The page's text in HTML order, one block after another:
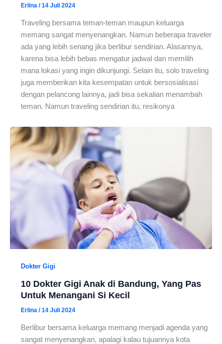
Erlina /14 Juli 2024
Traveling bersama teman-teman maupun keluarga
memang sangat menyenangkan. Namun beberapa traveler
ada yang lebih senang jika berlibur sendirian. Alasannya,
karena bisa lebih bebas mengatur jadwal dan memilih
mana lokasi yang ingin dikunjungi. Selain itu, solo traveling
juga memberikan kita kesempatan untuk bersosialisasi
dengan pelancong lainnya, jadi bisa sekalian menambah
teman. Namun traveling sendirian itu, resikonya
Dokter Gigi
10 Dokter Gigi Anak di Bandung, Yang Pas
Untuk Menangani Si Kecil
Erlina /14 Juli 2024
Berlibur bersama keluarga memang menjadi agenda yang
sangat menyenangkan, apalagi kalau tujuannya kota